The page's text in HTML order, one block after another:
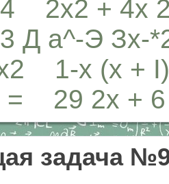
4 2х2 +
Э Зх-*2
1-х (х +
= 29 2х +
задача